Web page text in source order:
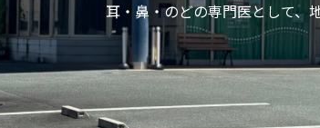
耳・鼻・のどの専門医として、